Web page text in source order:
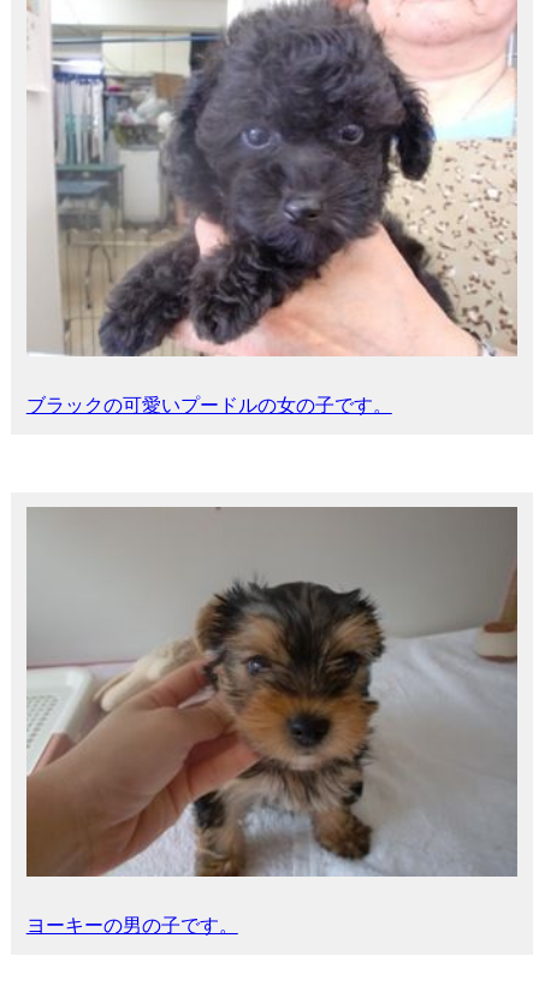
ブラックの可愛いプードルの女の子です。
ヨーキーの男の子です。